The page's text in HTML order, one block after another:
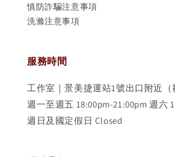
慎防詐騙注意事項
洗滌注意事項
服務時間
工作室｜景美捷運站1號出口附近（
週一至週五 18:00pm-21:00pm 週六
週日及國定假日 Closed